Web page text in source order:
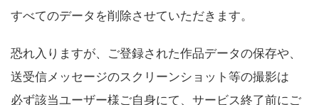
すべてのデータを削除させていただきます。
恐れ入りますが、ご登録された作品データの保存や、
送受信メッセージのスクリーンショット等の撮影は
必ず該当ユーザー様ご自身にて、サービス終了前にご